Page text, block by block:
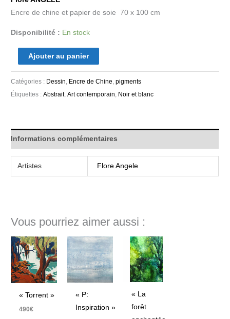
Encre de chine et papier de soie 70 x 100 cm
Disponibilité : En stock
Ajouter au panier
Catégories : Dessin Encre de Chine ,pigments
Étiquettes :Abstrait,Art contemporain Noir et blanc
Informations complémentaires
Artistes Flore Angele
Vous pourriez aimer aussi :
« Torrent »
490€
« P:
Inspiration »
« La
forêt